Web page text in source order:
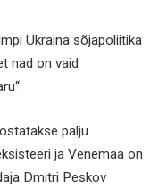
Ukraina sõjapoliitika
nad on vaid
palju
ja Venemaa on
Dmitri Peskov